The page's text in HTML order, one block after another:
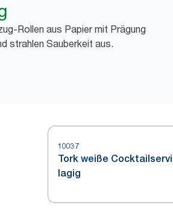
Rollen aus Papier mit Prägung
strahlen Sauberkeit aus.
10037
Tork weiße
lagig